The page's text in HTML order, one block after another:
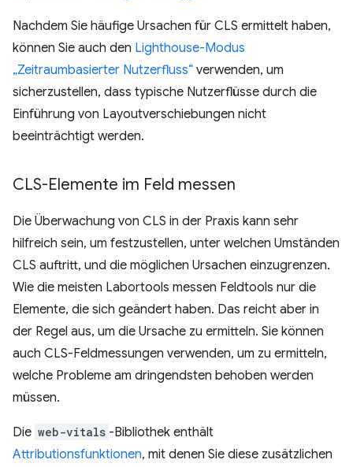
Nachdem Sie häufige Ursachen für CLS ermittelt haben,
können Sie auch den Lighthouse-Modus
„Zeitraumbasierter Nutzerfluss“ verwenden, um
sicherzustellen, dass typische Nutzerflüsse durch die
Einführung von Layoutverschiebungen nicht
beeinträchtigt werden.
CLS-Elemente im Feld messen
Die Überwachung von CLS in der Praxis kann sehr
hilfreich sein, um festzustellen, unter welchen Umständen
CLS auftritt, und die möglichen Ursachen einzugrenzen.
Wie die meisten Labortools messen Feldtools nur die
Elemente, die sich geändert haben. Das reicht aber in
der Regel aus, um die Ursache zu ermitteln. Sie können
auch CLS-Feldmessungen verwenden, um zu ermitteln,
welche Probleme am dringendsten behoben werden
müssen.
Die web-vitals -Bibliothek enthält
Attributionsfunktionen, mit denen Sie diese zusätzlichen